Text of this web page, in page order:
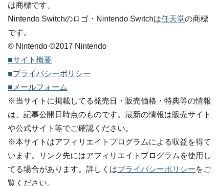
は商標です。
Nintendo Switchのロゴ・Nintendo Switchは任天堂の商標
です。
© Nintendo ©2017 Nintendo
■サイト概要
■プライバシーポリシー
■メールフォーム
※当サイトに掲載してる発売日・販売価格・特典等の情報
は、記事公開日時点のものです。最新の情報は販売サイト
や公式サイト等でご確認ください。
※本サイトはアフィリエイトプログラムによる収益を得て
います。リンク先にはアフィリエイトプログラムを使用し
てる場合があります。詳しくはプライバシーポリシーをご
覧ください。